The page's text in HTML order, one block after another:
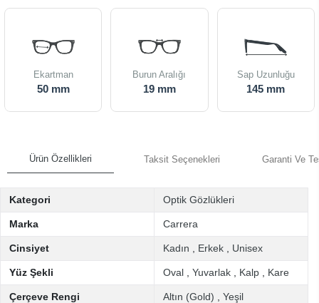
Ekartman
50 mm
Burun Aralığı
19 mm
Sap Uzunluğu
145 mm
Ürün Özellikleri Taksit Seçenekleri Garanti Ve
Kategori Optik Gözlükleri
Marka Carrera
Cinsiyet Kadın Erkek Unisex
Yüz Şekli Oval Yuvarlak Kalp Kare
Çerçeve Rengi Altın (Gold) Yeşil